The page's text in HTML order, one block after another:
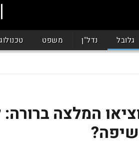
גלובל נדל"ן משפט
המלצה